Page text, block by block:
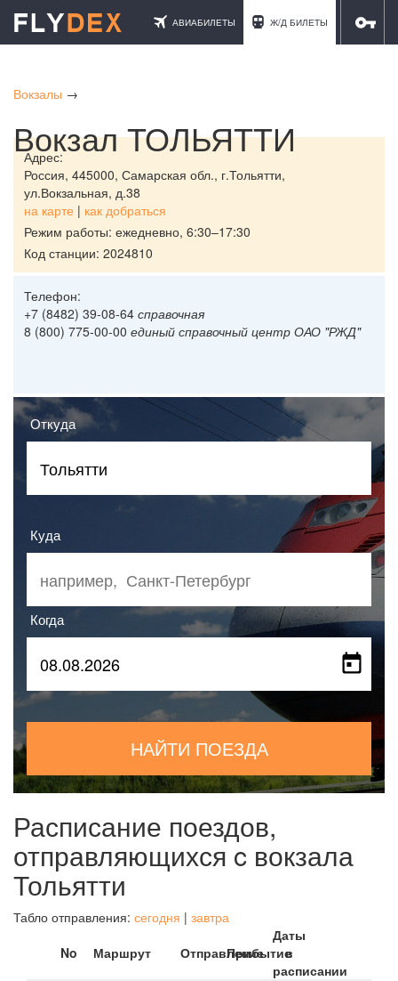
АВИАБИЛЕТЫ Ж/Д БИЛЕТЫ ОТЕЛИ
Вокзалы →
Вокзал ТОЛЬЯТТИ
Адрес:
Россия, 445000, Самарская обл., г.Тольятти,
ул.Вокзальная, д.38
на карте | как добраться
Режим работы: ежедневно, 6:30–17:30
Код станции: 2024810
Телефон:
+7 (8482) 39-08-64 справочная
8 (800) 775-00-00 единый справочный центр ОАО "РЖД"
Откуда
Куда
Когда
НАЙТИ ПОЕЗДА
Расписание поездов,
отправляющихся c вокзала
Тольятти
Табло отправления: сегодня | завтра
No
Маршрут Отправление
Прибытие
Даты
в
расписании